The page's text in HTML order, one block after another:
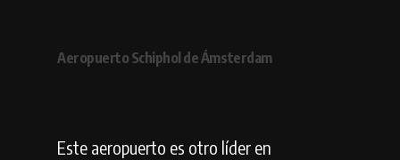
Aeropuerto Schiphol de Ámsterdam
Este aeropuerto es otro líder en